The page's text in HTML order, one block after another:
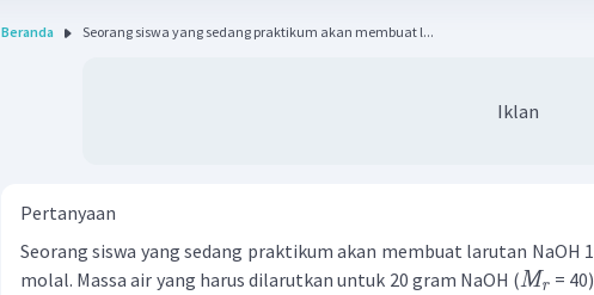
Beranda Seorang siswa yang sedang praktikum akan membuat l...
Iklan
Pertanyaan
Seorang siswa yang sedang praktikum akan membuat larutan NaOH 1
molal. Massa air yang harus dilarutkan untuk 20 gram NaOH (Mr = 40)